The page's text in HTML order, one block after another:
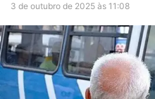
3 de outubro de 2025 às 11:08